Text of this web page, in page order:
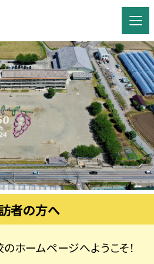
者の方へ
ホームページへようこそ！